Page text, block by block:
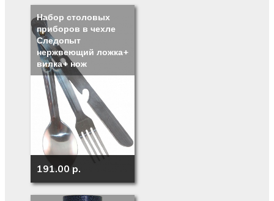
Набор столовых
приборов в чехле
Следопыт
нержвеющий ложка+
вилка+ нож
191.00 p.